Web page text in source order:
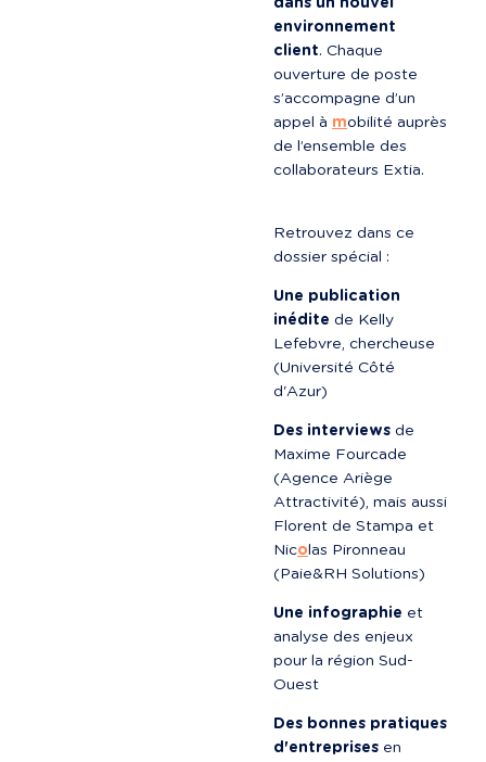
dans un nouvel
environnement
client. Chaque
ouverture de poste
s’accompagne d’un
appel à mobilité auprès
de l’ensemble des
collaborateurs Extia.
Retrouvez dans ce
dossier spécial :
Une publication
inédite de Kelly
Lefebvre, chercheuse
(Université Côté
d'Azur)
Des interviews de
Maxime Fourcade
(Agence Ariège
Attractivité), mais aussi
Florent de Stampa et
Nicolas Pironneau
(Paie&RH Solutions)
Une infographie et
analyse des enjeux
pour la région Sud-
Ouest
Des bonnes pratiques
d'entreprises en